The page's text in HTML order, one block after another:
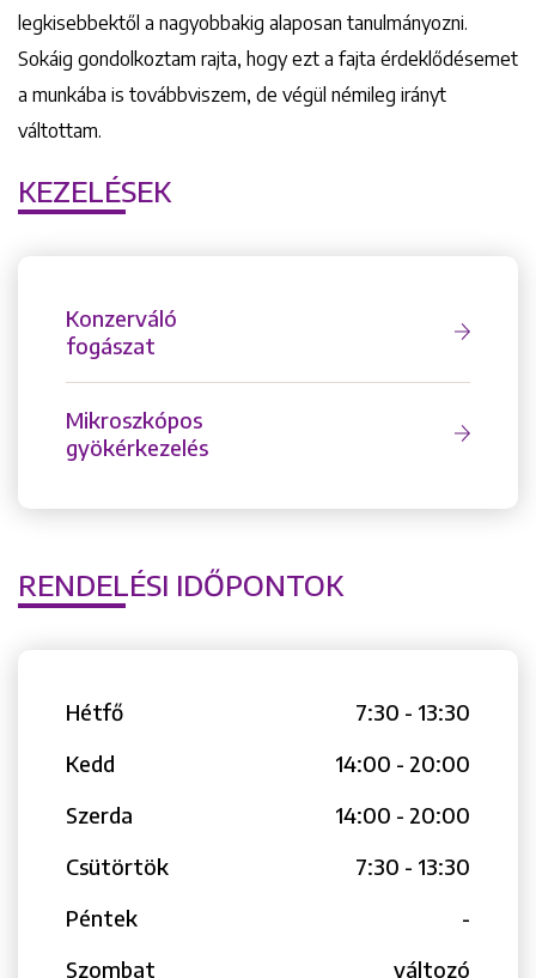
+36 1 222 9150
legkisebbektől a nagyobbakig alaposan tanulmányozni.
Sokáig gondolkoztam rajta, hogy ezt a fajta érdeklődésemet
a munkába is továbbviszem, de végül némileg irányt
váltottam.
KEZELÉSEK
Konzerváló
fogászat
Mikroszkópos
gyökérkezelés
RENDELÉSI IDŐPONTOK
Hétfő
7:30 - 13:30
Kedd
14:00 - 20:00
Szerda
14:00 - 20:00
Csütörtök
7:30 - 13:30
Péntek
-
Szombat
változó